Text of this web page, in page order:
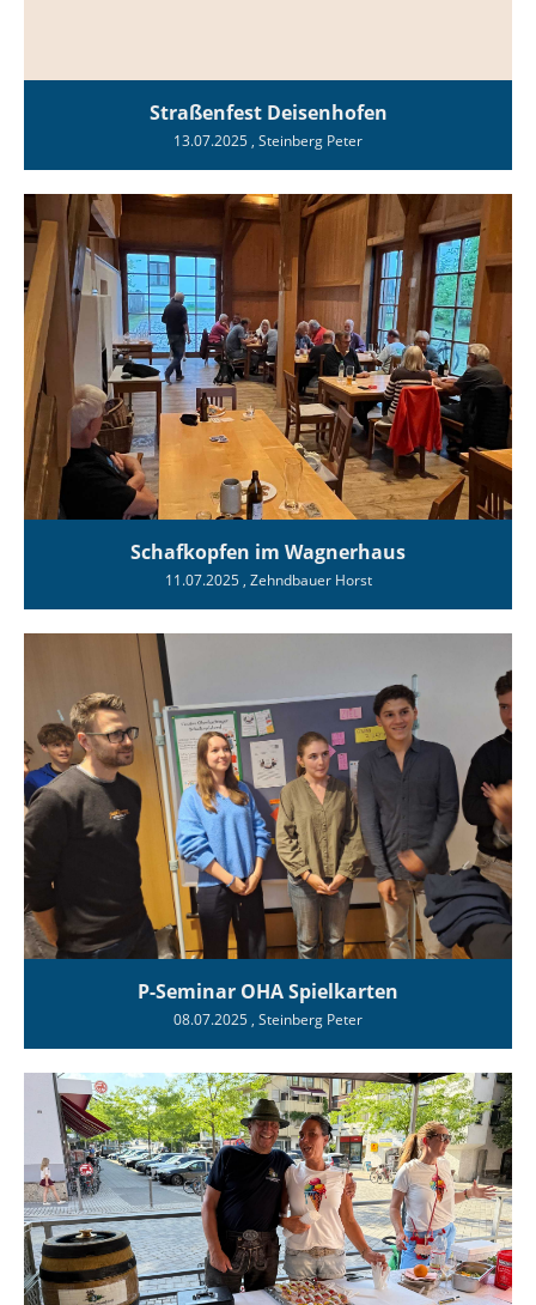
Straßenfest Deisenhofen
13.07.2025, Steinberg Peter
Schafkopfen im Wagnerhaus
11.07.2025, Zehndbauer Horst
P-Seminar OHA Spielkarten
08.07.2025 , Steinberg Peter